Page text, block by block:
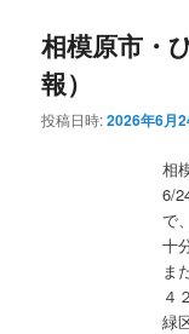
相模原市・
報）
投稿日時:2026年6月
相
6/
で
十
ま
４
緑